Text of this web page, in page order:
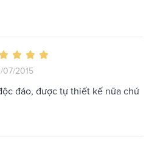
07/2015
đáo, được tự thiết kế nữa chứ